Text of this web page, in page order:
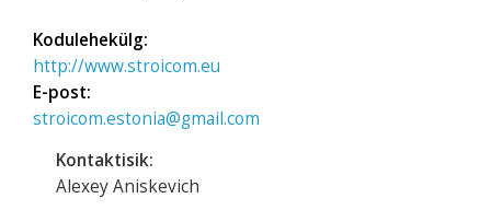
Kodulehekülg:
http://www.stroicom.eu
E-post:
stroicom.estonia@gmail.com
Kontaktisik:
Alexey Aniskevich